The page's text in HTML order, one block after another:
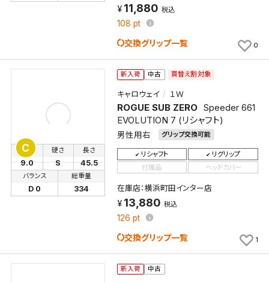
11,880 税込
108 pt
交換グリップ一覧 0
C
新入荷 中古 買替え割対象
キャロウェイ １Ｗ
ROGUE SUB ZERO Speeder 661
EVOLUTION 7 (リシャフト)
男性用右 グリップ交換可能
ロフト
9.0
硬さ
S
長さ
45.5
バランス
D 0
総重量
334
リシャフト
リグリップ
付属品
ヘッドカバー
在庫店：横浜町田インター店
13,880 税込
126 pt
交換グリップ一覧 1
新入荷 中古